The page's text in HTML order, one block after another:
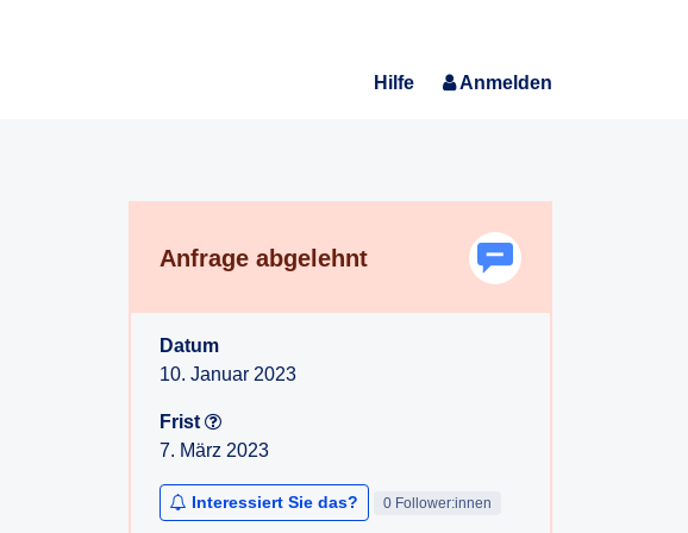
Hilfe Anmelden
Anfrage abgelehnt
Datum
10. Januar 2023
Frist
7. März 2023
Interessiert Sie das? 0 Follower:innen